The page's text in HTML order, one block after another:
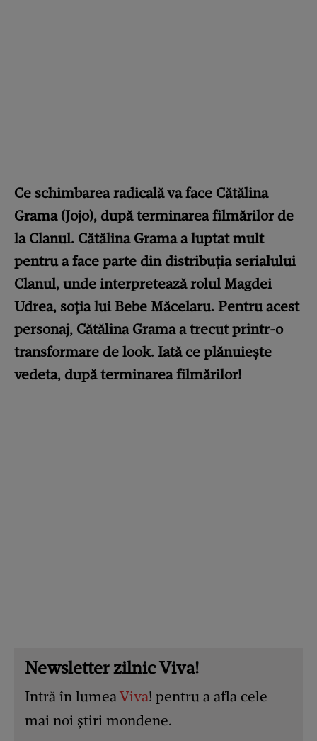
Ce schimbarea radicală va face Cătălina
Grama (Jojo), după terminarea filmărilor de
la Clanul. Cătălina Grama a luptat mult
pentru a face parte din distribuția serialului
Clanul, unde interpretează rolul Magdei
Udrea, soția lui Bebe Măcelaru. Pentru acest
personaj, Cătălina Grama a trecut printr-o
transformare de look. Iată ce plănuiește
vedeta, după terminarea filmărilor!
Newsletter zilnic Viva!
Intră în lumeaViva! pentru a afla cele
mai noi știri mondene.